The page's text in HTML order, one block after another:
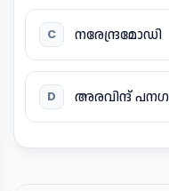
C നരേന്ദ്രമോഡി
D അരവിന്ദ്